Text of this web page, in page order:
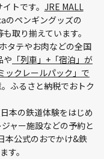
トです。 JRE MALL
のペンギングッズの
取り揃えています。
タテやお肉などの全国
や 「列車」+「宿泊」が
ックレールパック」で
ふるさと納税でおトク
本の鉄道体験をはじめ
ャー施設などの予約と
本公式のおでかけ&鉄
す。